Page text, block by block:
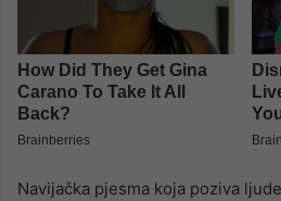
Navijačka pjesma koja poziva